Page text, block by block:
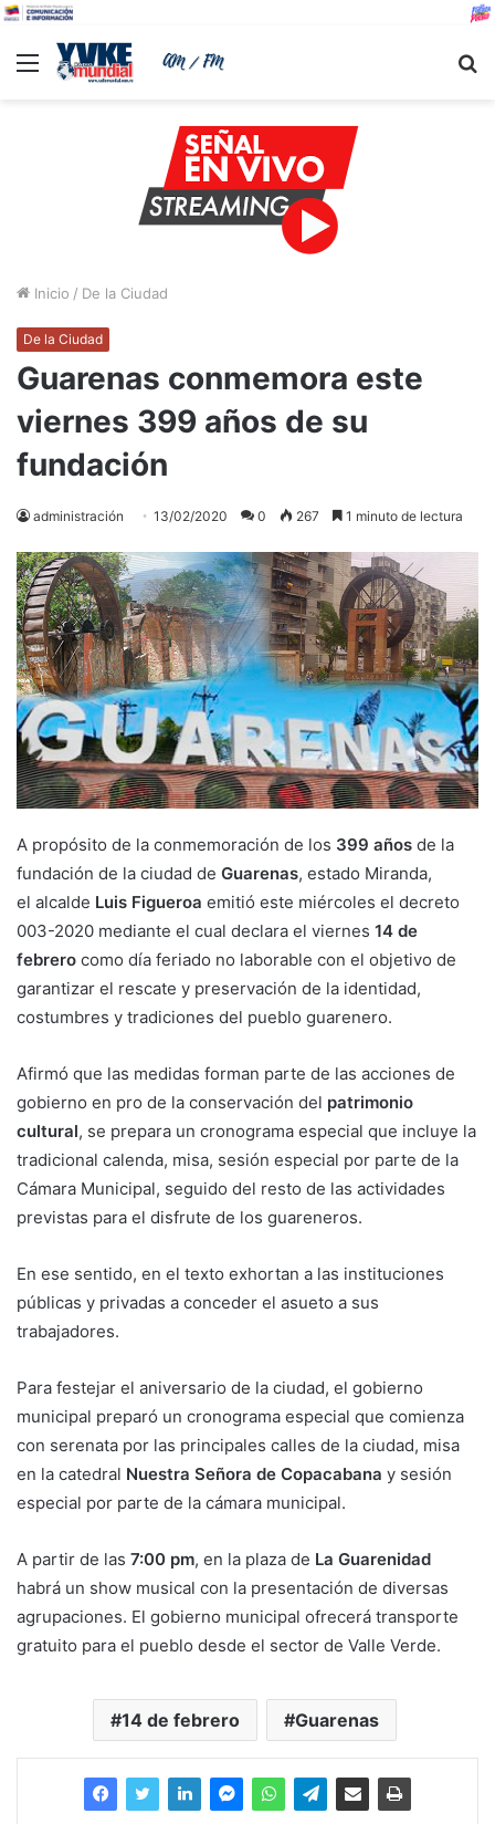
Menu
Inicio / De la Ciudad
De la Ciudad
Guarenas conmemora este
viernes 399 años de su
fundación
administración 13/02/2020 0 267 1 minuto de lectura
A propósito de la conmemoración de los 399 años de la
fundación de la ciudad de Guarenas, estado Miranda,
el alcalde Luis Figueroa emitió este miércoles el decreto
003-2020 mediante el cual declara el viernes 14 de
febrero como día feriado no laborable con el objetivo de
garantizar el rescate y preservación de la identidad,
costumbres y tradiciones del pueblo guarenero.
Afirmó que las medidas forman parte de las acciones de
gobierno en pro de la conservación del patrimonio
cultural, se prepara un cronograma especial que incluye la
tradicional calenda, misa, sesión especial por parte de la
Cámara Municipal, seguido del resto de las actividades
previstas para el disfrute de los guareneros.
En ese sentido, en el texto exhortan a las instituciones
públicas y privadas a conceder el asueto a sus
trabajadores.
Para festejar el aniversario de la ciudad, el gobierno
municipal preparó un cronograma especial que comienza
con serenata por las principales calles de la ciudad, misa
en la catedral Nuestra Señora de Copacabana y sesión
especial por parte de la cámara municipal.
A partir de las 7:00 pm, en la plaza de La Guarenidad
habrá un show musical con la presentación de diversas
agrupaciones. El gobierno municipal ofrecerá transporte
gratuito para el pueblo desde el sector de Valle Verde.
14 de febrero Guarenas